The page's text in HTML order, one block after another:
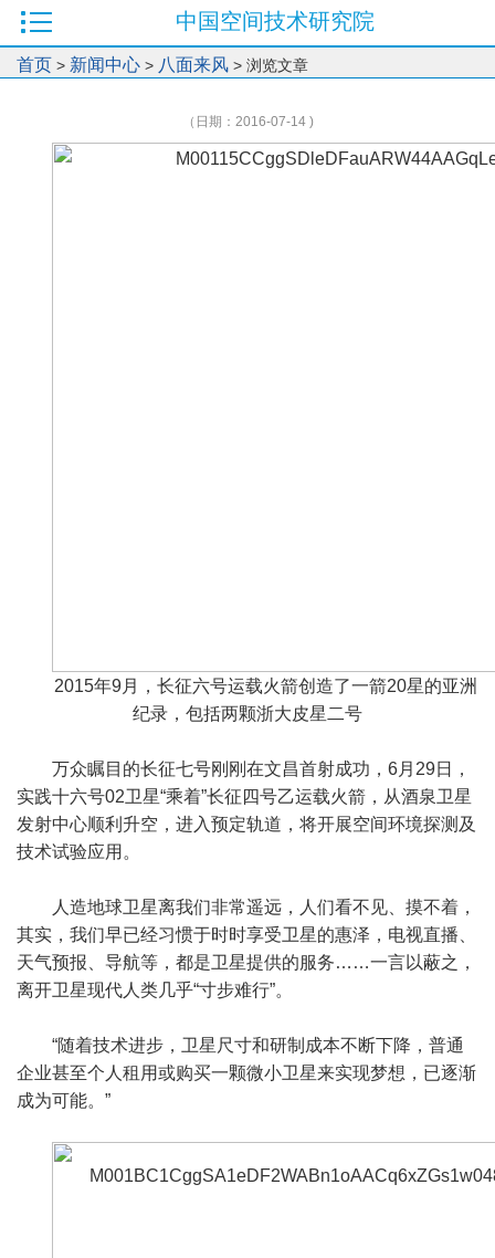
中国空间技术研究院
首页 > 新闻中心 > 八面来风 > 浏览文章
（日期：2016-07-14 )
2015年9月，长征六号运载火箭创造了一箭20星的亚洲
纪录，包括两颗浙大皮星二号
万众瞩目的长征七号刚刚在文昌首射成功，6月29日，
实践十六号02卫星“乘着”长征四号乙运载火箭，从酒泉卫星
发射中心顺利升空，进入预定轨道，将开展空间环境探测及
技术试验应用。
人造地球卫星离我们非常遥远，人们看不见、摸不着，
其实，我们早已经习惯于时时享受卫星的惠泽，电视直播、
天气预报、导航等，都是卫星提供的服务……一言以蔽之，
离开卫星现代人类几乎“寸步难行”。
“随着技术进步，卫星尺寸和研制成本不断下降，普通
企业甚至个人租用或购买一颗微小卫星来实现梦想，已逐渐
成为可能。”